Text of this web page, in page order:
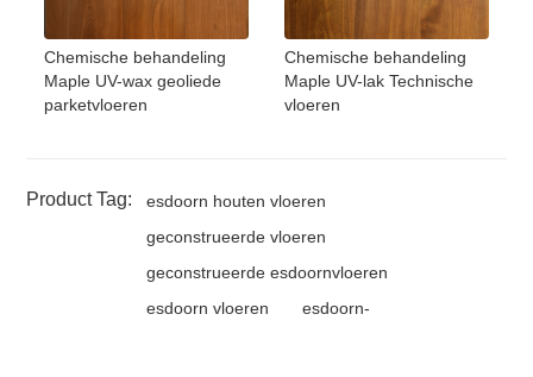
Chemische behandeling
Maple UV-wax geoliede
parketvloeren
Chemische behandeling
Maple UV-lak Technische
vloeren
Product Tag:
esdoorn houten vloeren
geconstrueerde vloeren
geconstrueerde esdoornvloeren
esdoorn vloeren
esdoorn-